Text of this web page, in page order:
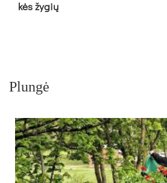
kės žy­gių
Plungė